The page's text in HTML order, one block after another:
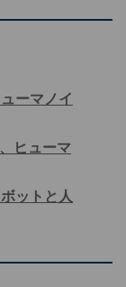
ーマノイ
ヒューマ
ットと人